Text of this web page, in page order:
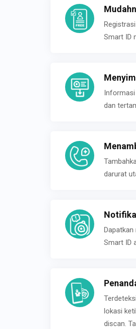
Smart ID
dan
darurat
Smart ID
lokasi
discan.